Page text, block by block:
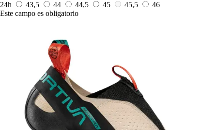
24h
43,5 44 44,5 45 45,5
46
Este campo es obligatorio